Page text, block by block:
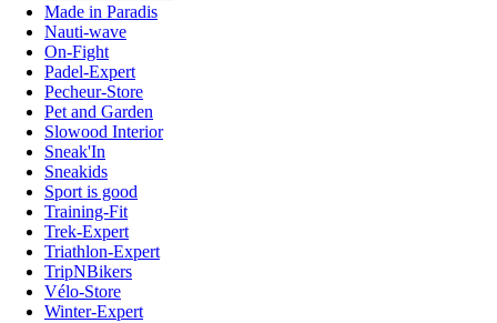
Made in Paradis
Nauti-wave
On-Fight
Padel-Expert
Pecheur-Store
Pet and Garden
Slowood Interior
Sneak'In
Sneakids
Sport is good
Training-Fit
Trek-Expert
Triathlon-Expert
TripNBikers
Vélo-Store
Winter-Expert